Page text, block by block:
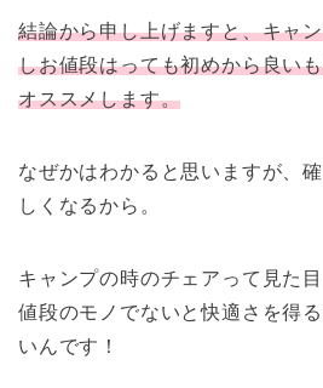
結論から申し上げますと、キャ
しお値段はっても初めから良い
オススメします。
なぜかはわかると思いますが、
しくなるから。
キャンプの時のチェアって見た
値段のモノでないと快適さを得
いんです！